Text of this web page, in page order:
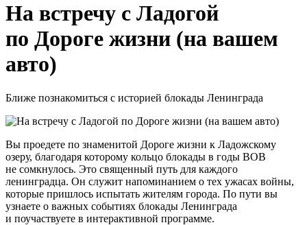
На встречу с Ладогой
по Дороге жизни (на вашем
авто)
Ближе познакомиться с историей блокады Ленинграда
Вы проедете по знаменитой Дороге жизни к Ладожскому
озеру, благодаря которому кольцо блокады в годы ВОВ
не сомкнулось. Это священный путь для каждого
ленинградца. Он служит напоминанием о тех ужасах войны,
которые пришлось испытать жителям города. По пути вы
узнаете о важных событиях блокады Ленинграда
и поучаствуете в интерактивной программе.